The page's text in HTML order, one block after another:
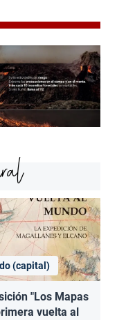
(capital)
"Los Mapas
vuelta al